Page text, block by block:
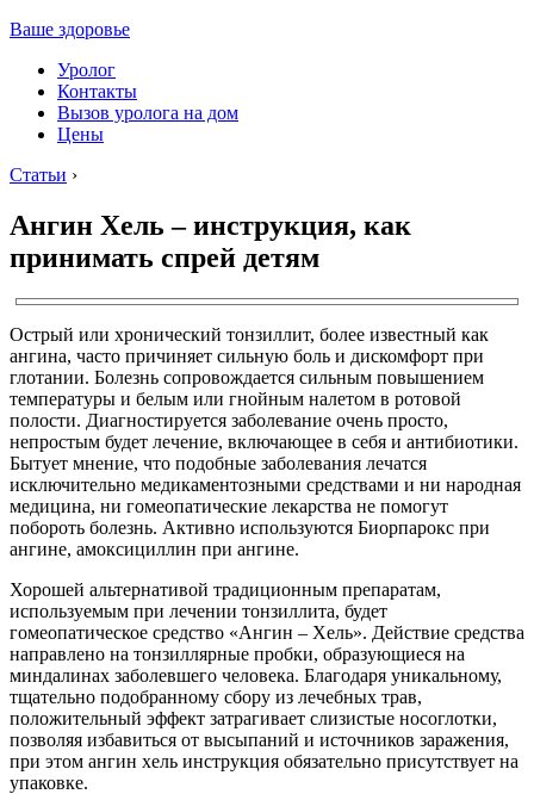
Ваше здоровье
Уролог
Контакты
Вызов уролога на дом
Цены
Статьи ›
Ангин Хель – инструкция, как
принимать спрей детям
Острый или хронический тонзиллит, более известный как
ангина, часто причиняет сильную боль и дискомфорт при
глотании. Болезнь сопровождается сильным повышением
температуры и белым или гнойным налетом в ротовой
полости. Диагностируется заболевание очень просто,
непростым будет лечение, включающее в себя и антибиотики.
Бытует мнение, что подобные заболевания лечатся
исключительно медикаментозными средствами и ни народная
медицина, ни гомеопатические лекарства не помогут
побороть болезнь. Активно используются Биорпарокс при
ангине, амоксициллин при ангине.
Хорошей альтернативой традиционным препаратам,
используемым при лечении тонзиллита, будет
гомеопатическое средство «Ангин – Хель». Действие средства
направлено на тонзиллярные пробки, образующиеся на
миндалинах заболевшего человека. Благодаря уникальному,
тщательно подобранному сбору из лечебных трав,
положительный эффект затрагивает слизистые носоглотки,
позволяя избавиться от высыпаний и источников заражения,
при этом ангин хель инструкция обязательно присутствует на
упаковке.